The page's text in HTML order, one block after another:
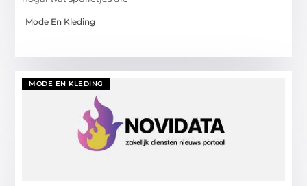
Mode En Kleding
MODE EN KLEDING